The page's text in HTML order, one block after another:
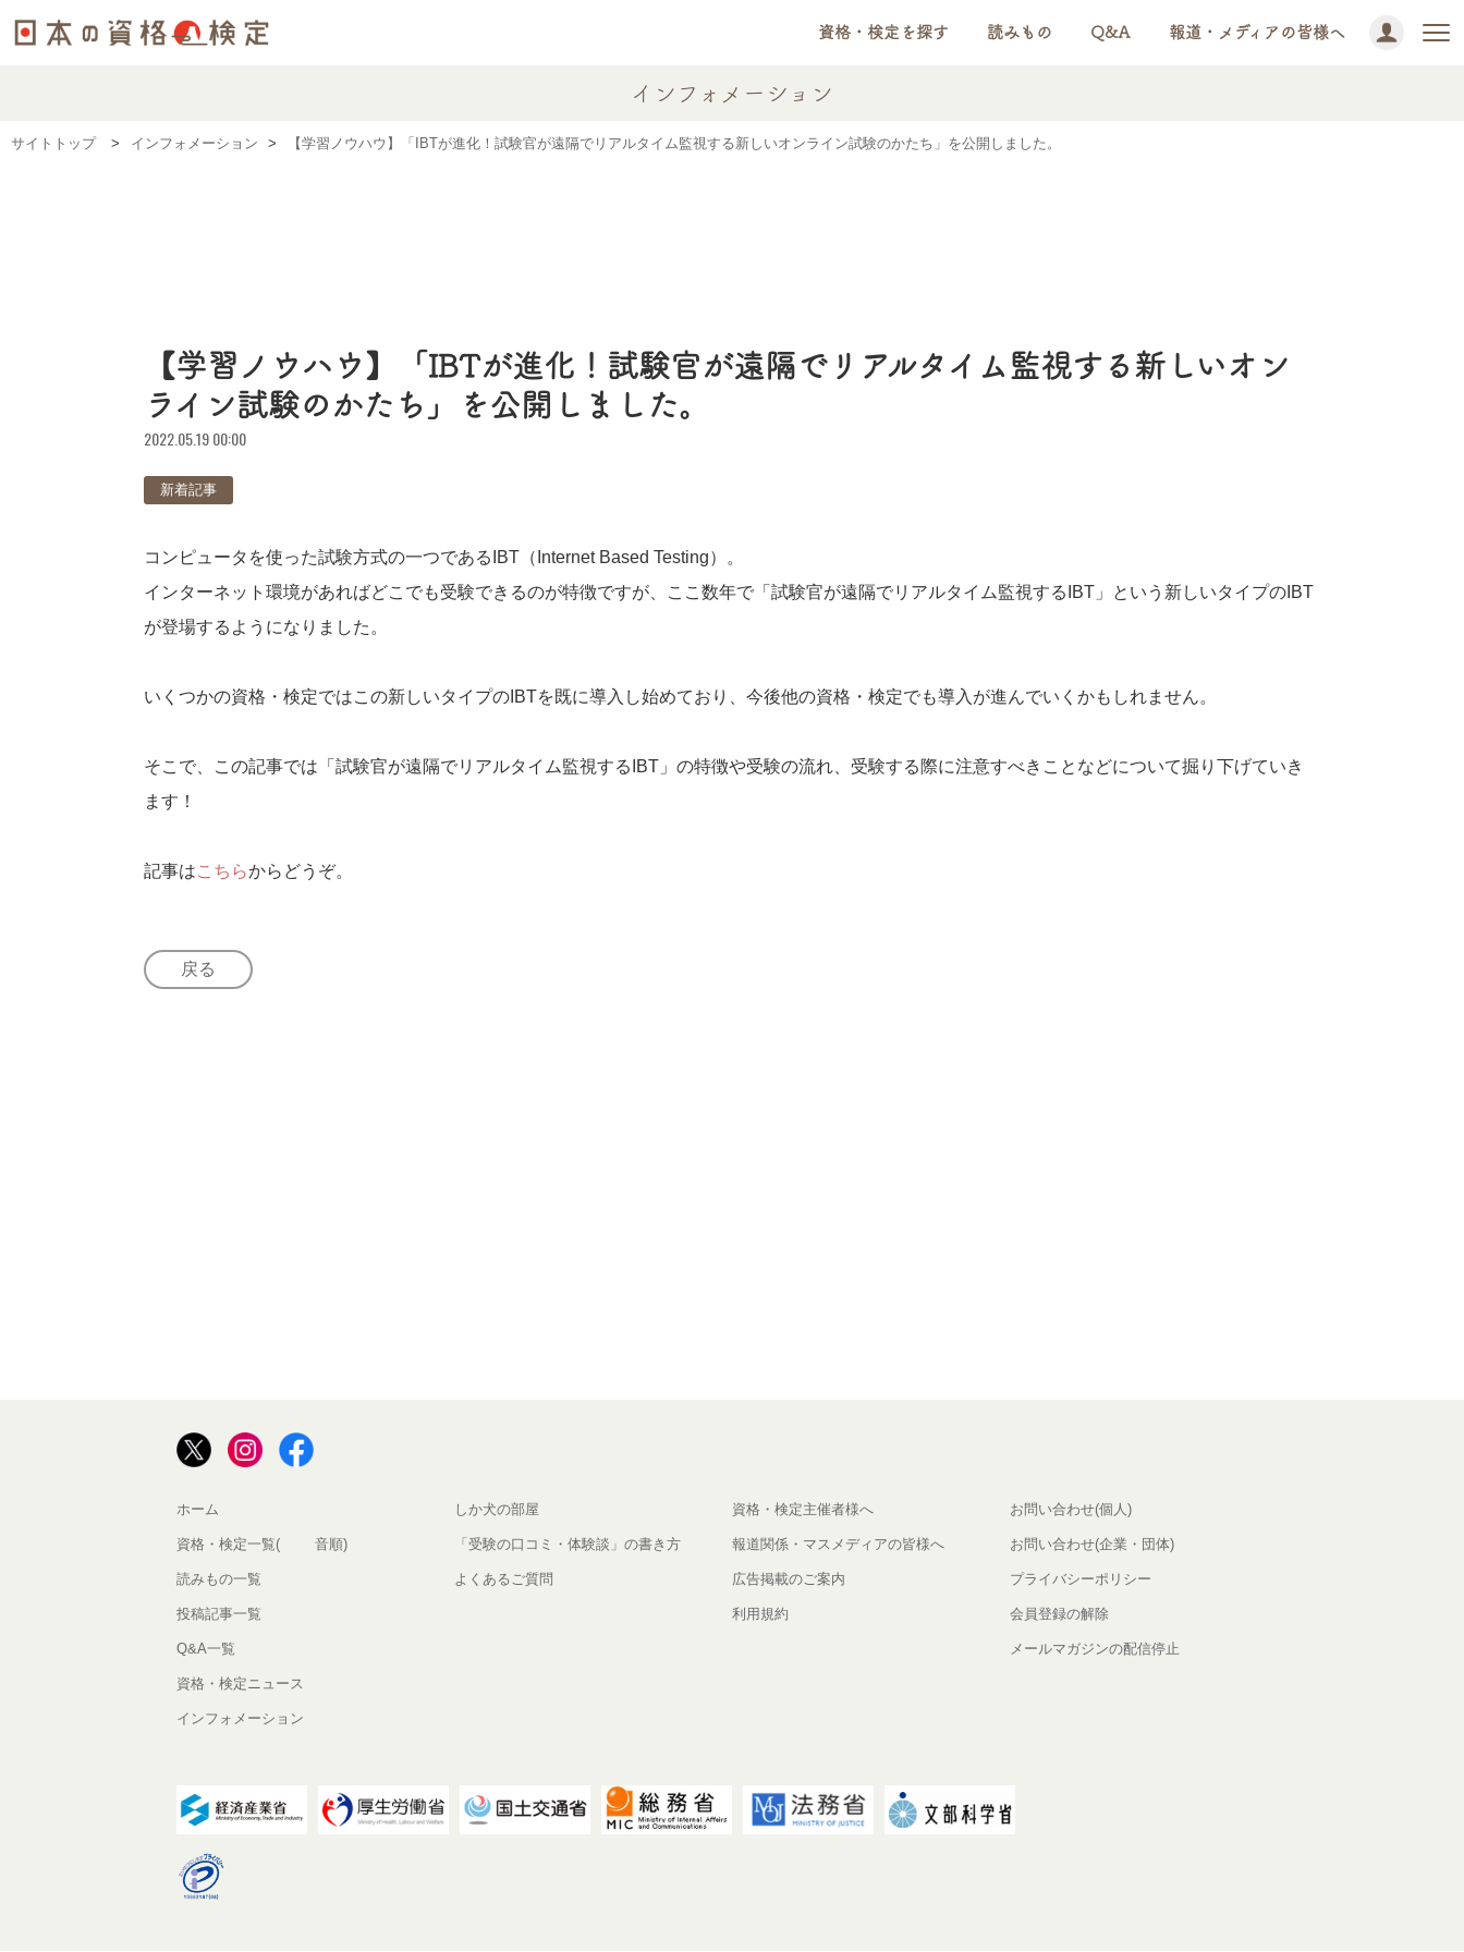
資格・検定を探す 読みもの Q&A 報道・メディアの皆様へ
インフォメーション
サイトトップ インフォメーション 【学習ノウハウ】「IBTが進化！試験官が遠隔でリアルタイム監視する新しいオンライン試験のかたち」を公開しました。
【学習ノウハウ】「IBTが進化！試験官が遠隔でリアルタイム監視する新しいオン
ライン試験のかたち」を公開しました。
2022.05.19 00:00
新着記事
コンピュータを使った試験方式の一つであるIBT（Internet Based Testing）。
インターネット環境があればどこでも受験できるのが特徴ですが、ここ数年で「試験官が遠隔でリアルタイム監視するIBT」という新しいタイプのIBT
が登場するようになりました。
いくつかの資格・検定ではこの新しいタイプのIBTを既に導入し始めており、今後他の資格・検定でも導入が進んでいくかもしれません。
そこで、この記事では「試験官が遠隔でリアルタイム監視するIBT」の特徴や受験の流れ、受験する際に注意すべきことなどについて掘り下げていき
ます！
記事はこちらからどうぞ。
戻る
ホーム
資格・検定一覧(50音順)
読みもの一覧
投稿記事一覧
Q&A一覧
資格・検定ニュース
インフォメーション
しか犬の部屋
「受験の口コミ・体験談」の書き方
よくあるご質問
資格・検定主催者様へ
報道関係・マスメディアの皆様へ
広告掲載のご案内
利用規約
お問い合わせ(個人)
お問い合わせ(企業・団体)
プライバシーポリシー
会員登録の解除
メールマガジンの配信停止